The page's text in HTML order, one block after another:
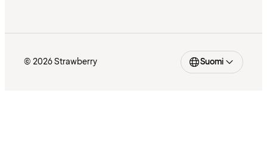
© 2026 Strawberry Suomi